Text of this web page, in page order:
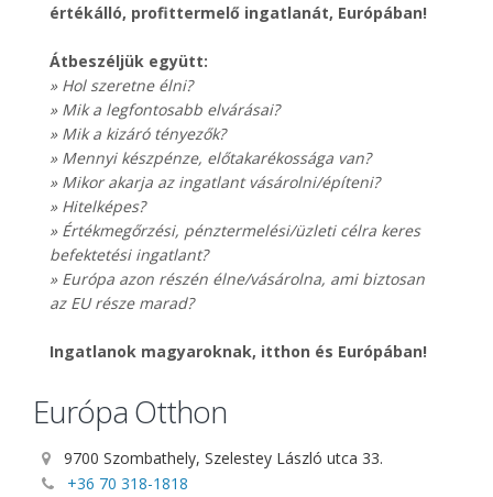
értékálló, profittermelő ingatlanát, Európában!
Átbeszéljük együtt:
» Hol szeretne élni?
» Mik a legfontosabb elvárásai?
» Mik a kizáró tényezők?
» Mennyi készpénze, előtakarékossága van?
» Mikor akarja az ingatlant vásárolni/építeni?
» Hitelképes?
» Értékmegőrzési, pénztermelési/üzleti célra keres
befektetési ingatlant?
» Európa azon részén élne/vásárolna, ami biztosan
az EU része marad?
Ingatlanok magyaroknak, itthon és Európában!
Európa Otthon
9700 Szombathely, Szelestey László utca 33.
+36 70 318-1818